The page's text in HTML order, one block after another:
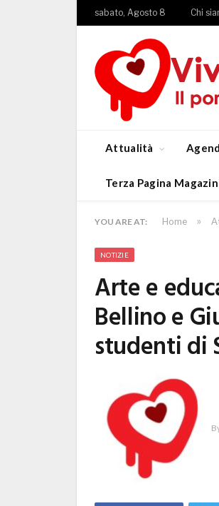
sabato, Agosto 8 Chi
Attualità
Terza Pagina
YOU ARE AT: Home »
NOTIZIE
Arte e
Bellino e
studenti di